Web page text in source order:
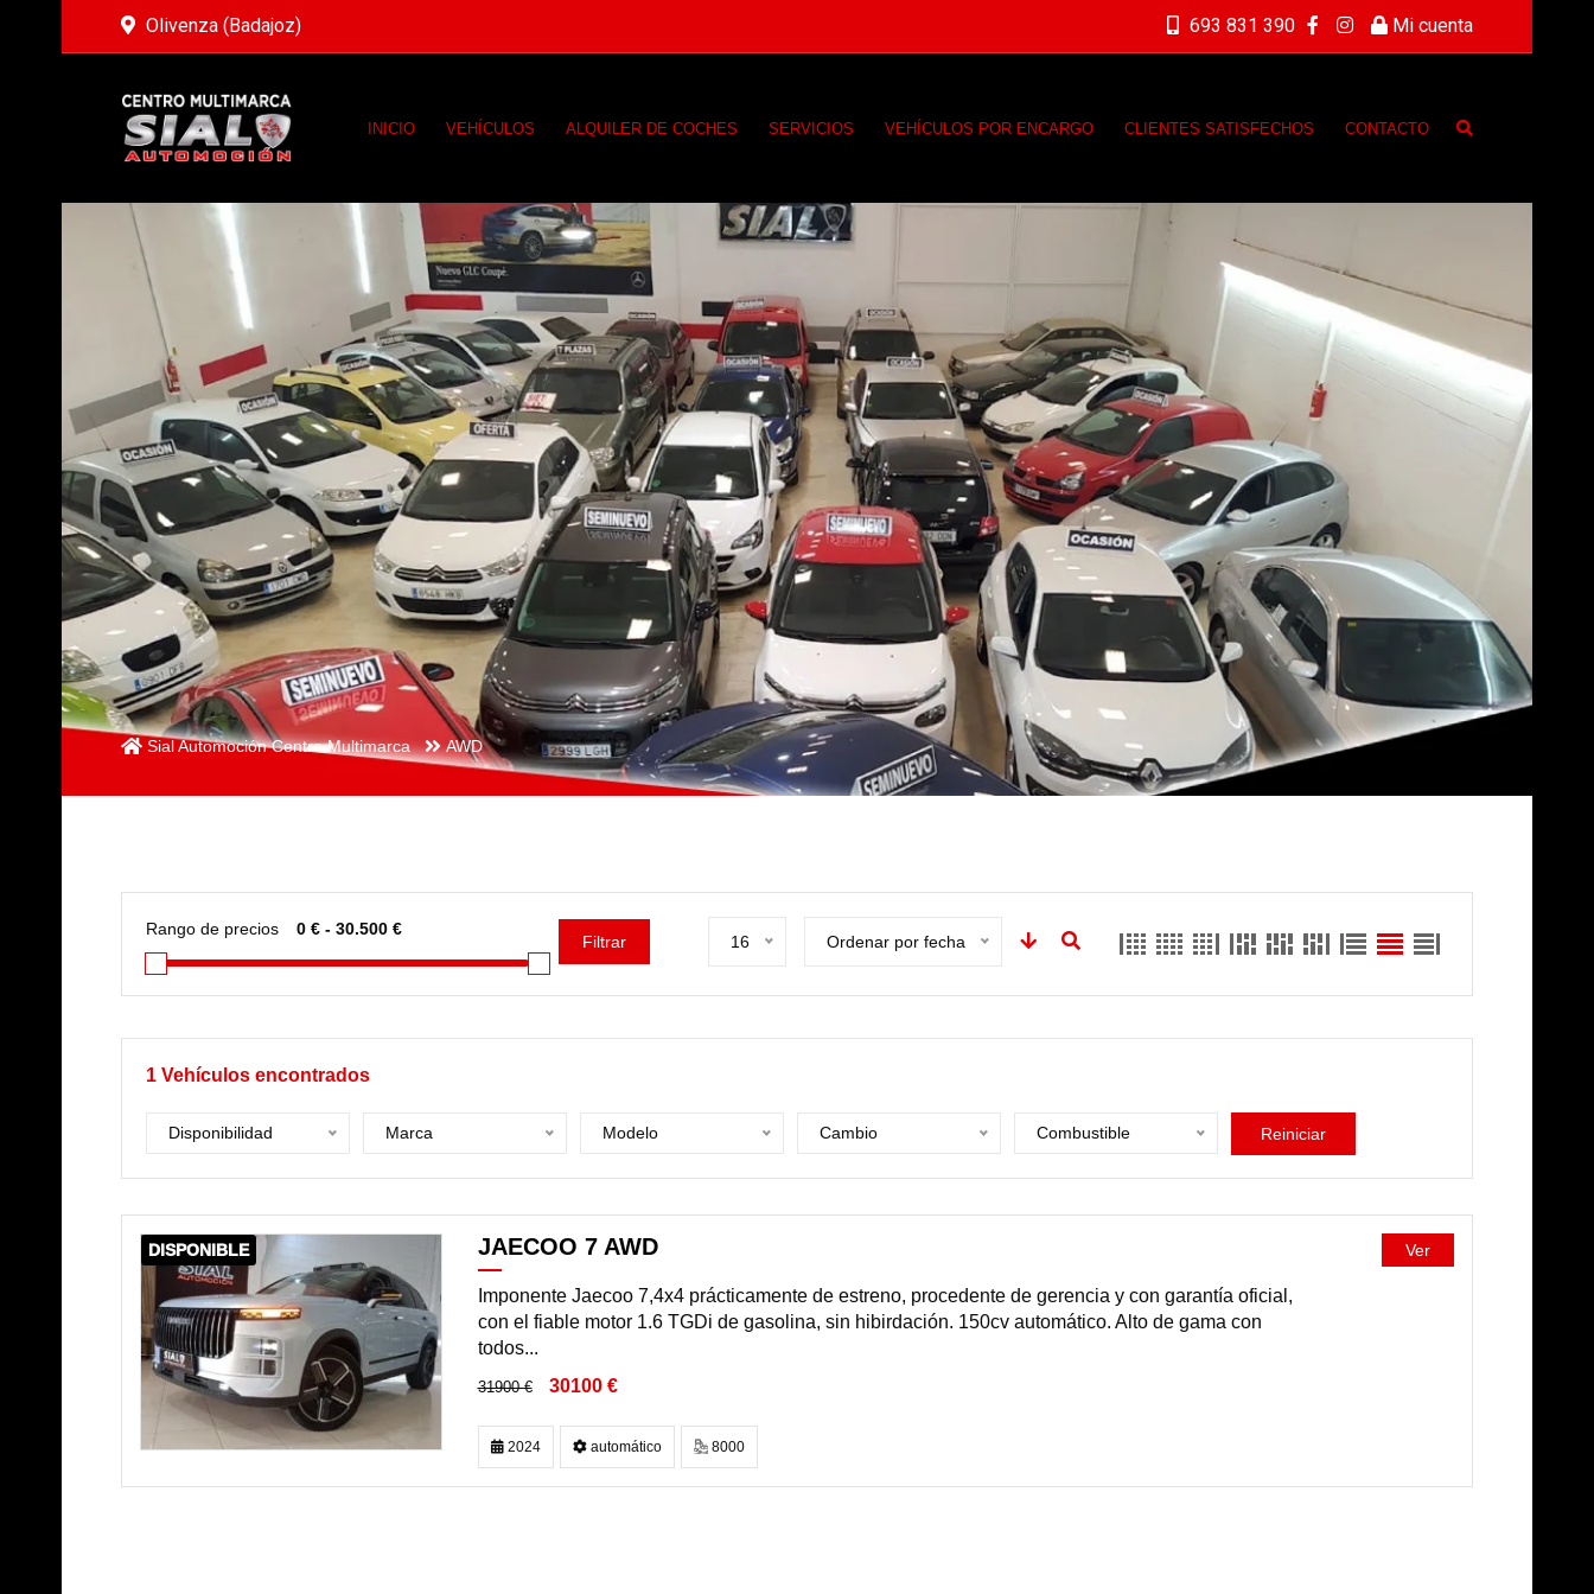
Olivenza (Badajoz) 693 831 390 Mi cuenta
INICIO VEHÍCULOS ALQUILER DE COCHES SERVICIOS VEHÍCULOS POR ENCARGO CLIENTES SATISFECHOS CONTACTO
Sial Automoción Centro Multimarca AWD
Rango de precios
Filtrar 16 Ordenar por fecha
1 Vehículos encontrados
Disponibilidad Marca Modelo Cambio Combustible Reiniciar
DISPONIBLE JAECOO 7 AWD
Imponente Jaecoo 7,4x4 prácticamente de estreno, procedente de gerencia y con garantía oficial,
con el fiable motor 1.6 TGDi de gasolina, sin hibirdación. 150cv automático. Alto de gama con
todos...
31900 € 30100 €
Ver
2024 automático 8000